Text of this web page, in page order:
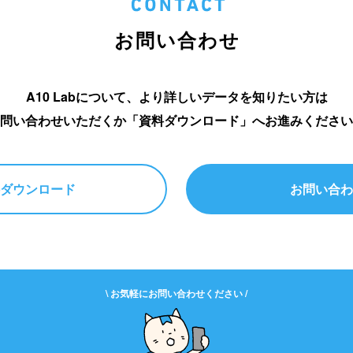
お問い合わせ
A10 Labについて、より詳しいデータを知りたい方は
い合わせいただくか「資料ダウンロード」へお進みくださ
ウンロード お問い合
\ お気軽にお問い合わせください /